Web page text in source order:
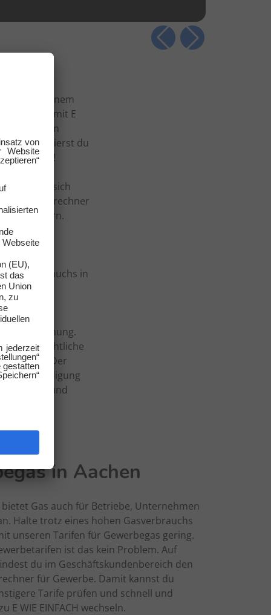
es mit einem
du mit E
günstigen
profitierst du
Geld!
und sich
Gasrechner
in
Abrechnung.
übersichtliche
dich aus. Der
Kündigung
und
in Aachen
bietet Gas auch für Betriebe, Unternehmen
Halte trotz eines hohen Gasverbrauchs
unseren Tarifen für Gewerbegas gering.
ist das kein Problem. Auf
du im Geschäftskundenbereich den
für Gewerbe. Damit kannst du
Tarife prüfen und schnell und
E WIE EINFACH wechseln.